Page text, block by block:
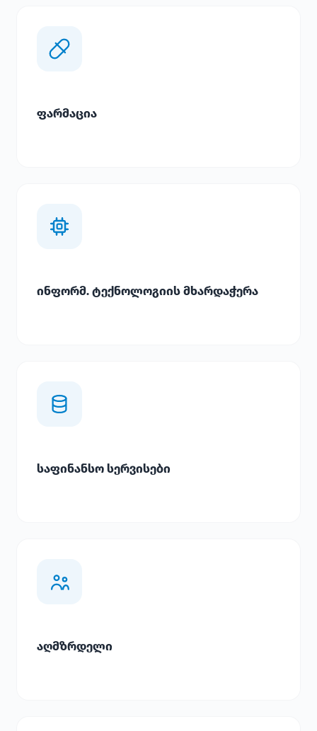
ფარმაცია
ინფორმ. ტექნოლოგიის მხარდაჭერა
საფინანსო სერვისები
აღმზრდელი